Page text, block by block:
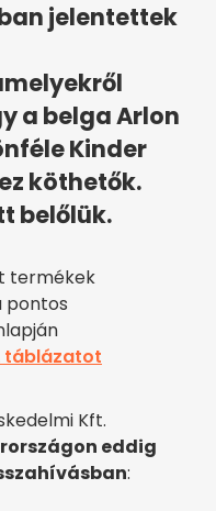
jelentettek
a belga Arlon
Kinder
köthetők.
belőlük.
termékek
pontos
táblázatot
Kft.
eddig
: